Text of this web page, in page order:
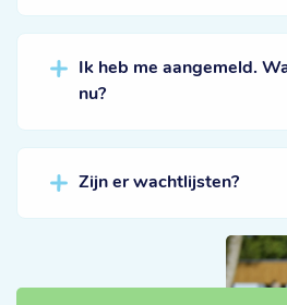
Ik heb me aangemeld.
nu?
Zijn er wachtlijsten?